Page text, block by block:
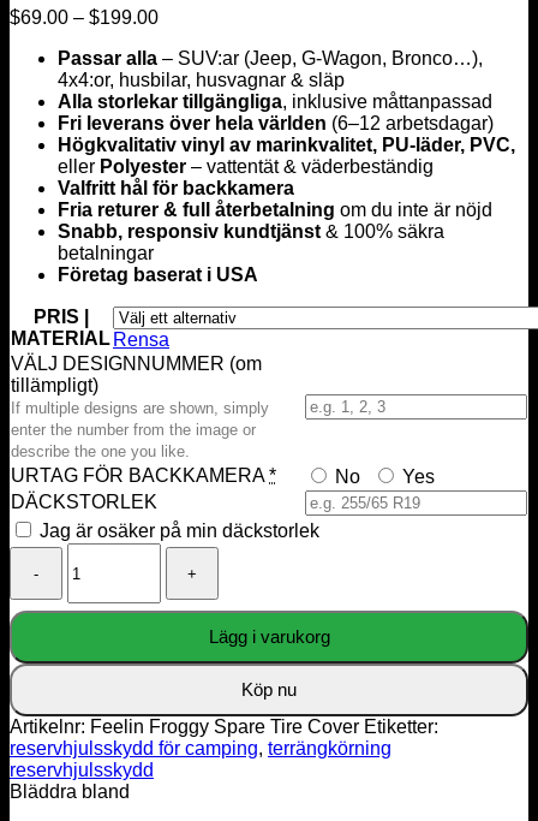
$69.00 – $199.00Prisintervall:
till
$199.00
Passar alla – SUV:ar (Jeep, G-Wagon, Bronco…),
4x4:or, husbilar, husvagnar & släp
Alla storlekar tillgängliga, inklusive måttanpassad
Fri leverans över hela världen (6–12 arbetsdagar)
Högkvalitativ vinyl av marinkvalitet, PU-läder, PVC,
eller Polyester – vattentät & väderbeständig
Valfritt hål för backkamera
Fria returer & full återbetalning om du inte är nöjd
Snabb, responsiv kundtjänst & 100% säkra
betalningar
Företag baserat i USA
PRIS |
MATERIAL Rensa
VÄLJ DESIGNNUMMER (om
tillämpligt)
If multiple designs are shown, simply
enter the number from the image or
describe the one you like.
URTAG FÖR BACKKAMERA* No
Yes
DÄCKSTORLEK
Jag är osäker på min däckstorlek
Froggy
Tire
mängd
Lägg i varukorg
Köp nu
Artikelnr: Feelin Froggy Spare Tire Cover Etiketter:
reservhjulsskydd för camping, terrängkörning
reservhjulsskydd
Bläddra bland